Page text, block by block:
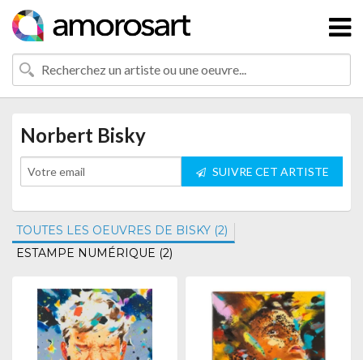
Norbert Bisky
SUIVRE CET ARTISTE
TOUTES LES OEUVRES DE BISKY (2)
ESTAMPE NUMÉRIQUE (2)